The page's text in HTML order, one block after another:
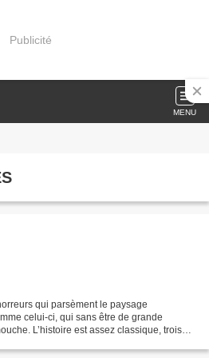
Publicité
MENU
qui parsèment le paysage
celui-ci, qui sans être de grande
L’histoire est assez classique, trois